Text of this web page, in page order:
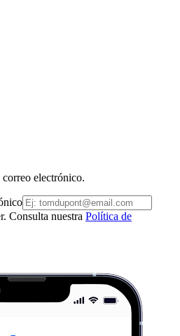
electrónico.
Consulta nuestra Política de